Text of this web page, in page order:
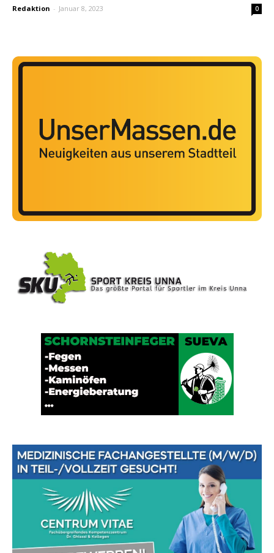
Redaktion - Januar 8, 2023 0